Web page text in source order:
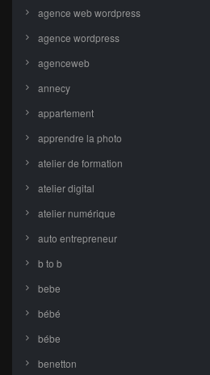
agence web wordpress
agence wordpress
agenceweb
annecy
appartement
apprendre la photo
atelier de formation
atelier digital
atelier numérique
auto entrepreneur
b to b
bebe
bébé
bébe
benetton